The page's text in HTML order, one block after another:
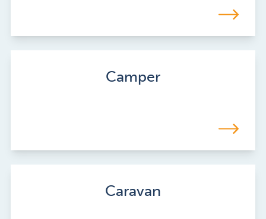
Camper
Caravan